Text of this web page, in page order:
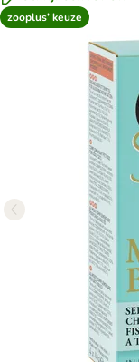
zooplus’ keuze